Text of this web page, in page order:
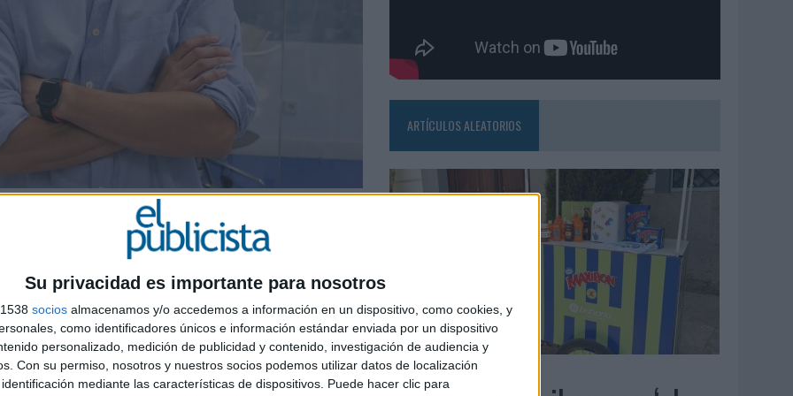
Su privacidad es importante para nosotros
socios almacenamos y/o accedemos a información en un dispositivo, como cookies, y
como identificadores únicos e información estándar enviada por un dispositivo
personalizado, medición de publicidad y contenido, investigación de audiencia y
Con su permiso, nosotros y nuestros socios podemos utilizar datos de localización
mediante las características de dispositivos. Puede hacer clic para
REGRESO DEL FÚTBOL
oportunidad para impulsar aún más la
soluciones creativas
Romero como content and culture director. Esta
en liderar la innovación y la creatividad en el
conectar de manera efectiva con las audiencias
ARTÍCULOS ALEATORIOS
04/08/2026